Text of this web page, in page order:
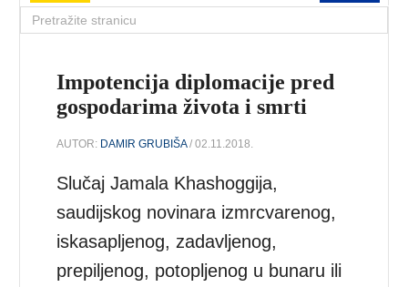
Impotencija diplomacije pred
gospodarima života i smrti
AUTOR: DAMIR GRUBIŠA/ 02.11.2018.
Slučaj Jamala Khashoggija,
saudijskog novinara izmrcvarenog,
iskasapljenog, zadavljenog,
prepiljenog, potopljenog u bunaru ili